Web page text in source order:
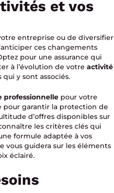
et vos
entreprise ou de diversifier
ces changements
pour une assurance qui
à l’évolution de votre activité
qui y sont associés.
professionnelle pour votre
pour garantir la protection de
d’offres disponibles sur
les critères clés qui
formule adaptée à vos
vous guidera sur les éléments
éclairé.